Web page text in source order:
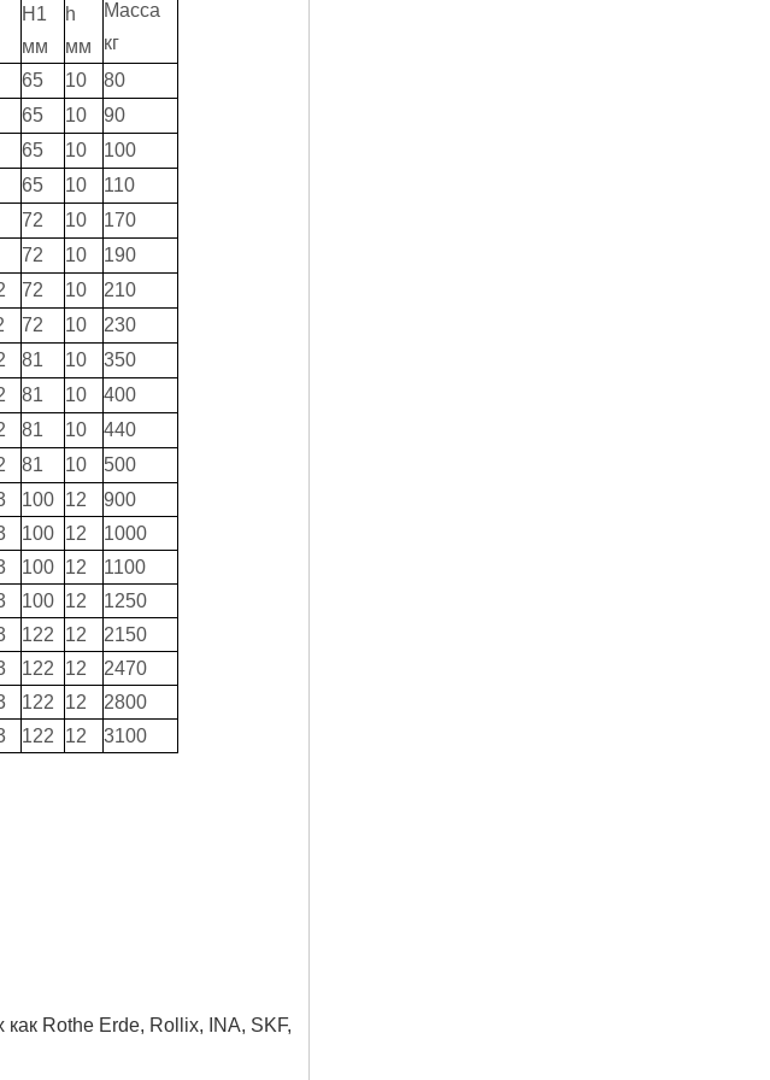
Масса
кг
Н1
мм
h
мм
65 10
80
65 10
90
65 10
100
65 10
110
72 10
170
72 10
190
72 10
210
72 10
230
81 10
350
81 10
400
81 10
440
81 10
500
100 12
900
100 12
1000
100 12
1100
100 12
1250
122 12
2150
122 12
2470
122 12
2800
122 12 3100
Rothe Erde, Rollix, INA, SKF,